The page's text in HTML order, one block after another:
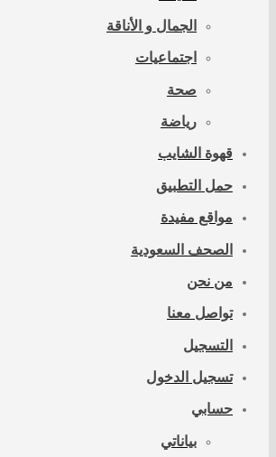
الجمال و الأناقة
اجتماعيات
صحة
رياضة
قهوة الشايب
حمل التطبيق
مواقع مفيدة
الصحف السعودية
من نحن
تواصل معنا
التسجيل
تسجيل الدخول
حسابي
بياناتي